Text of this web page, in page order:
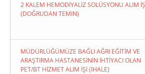
2 KALEM HEMODİYALİZ SOLÜSYONU ALIM
(DOĞRUDAN TEMIN)
MÜDÜRLÜĞÜMÜZE BAĞLI AĞRI EĞİTİM VE
ARAŞTIRMA HASTANESİNİN İHTİYACI OLAN
PET/BT HİZMET ALIM İŞİ (İHALE)